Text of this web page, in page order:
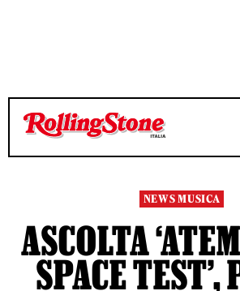
NEWS MUSICA
ASCOLTA
SPACE